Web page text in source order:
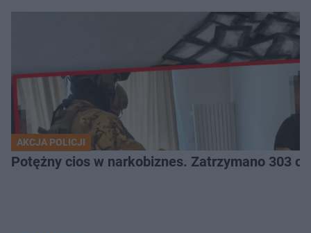
AKCJA POLICJI
Potężny cios